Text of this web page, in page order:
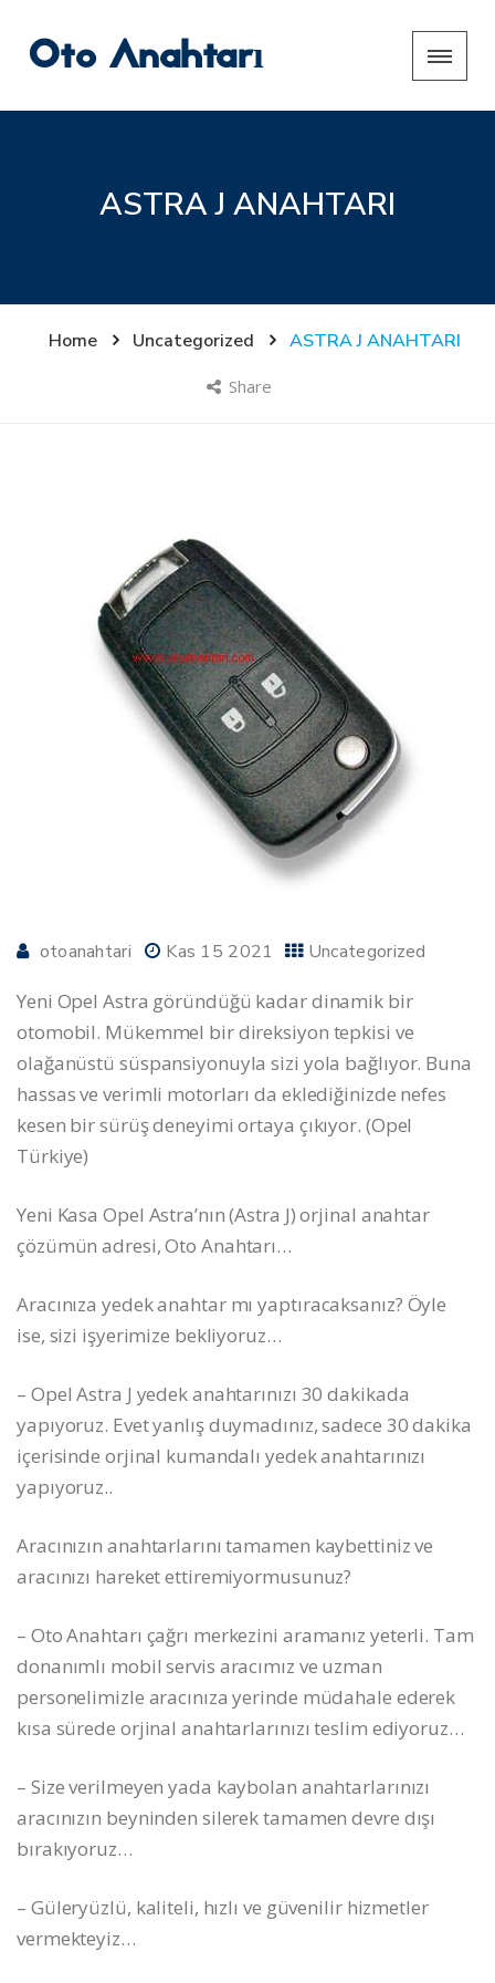
Oto Anahtarı
ASTRA J ANAHTARI
Home Uncategorized ASTRA J ANAHTARI
Share
otoanahtari Kas 15 2021 Uncategorized
Yeni Opel Astra göründüğü kadar dinamik bir
otomobil. Mükemmel bir direksiyon tepkisi ve
olağanüstü süspansiyonuyla sizi yola bağlıyor. Buna
hassas ve verimli motorları da eklediğinizde nefes
kesen bir sürüş deneyimi ortaya çıkıyor. (Opel
Türkiye)
Yeni Kasa Opel Astra’nın (Astra J) orjinal anahtar
çözümün adresi, Oto Anahtarı…
Aracınıza yedek anahtar mı yaptıracaksanız? Öyle
ise, sizi işyerimize bekliyoruz…
– Opel Astra J yedek anahtarınızı 30 dakikada
yapıyoruz. Evet yanlış duymadınız, sadece 30 dakika
içerisinde orjinal kumandalı yedek anahtarınızı
yapıyoruz..
Aracınızın anahtarlarını tamamen kaybettiniz ve
aracınızı hareket ettiremiyormusunuz?
– Oto Anahtarı çağrı merkezini aramanız yeterli. Tam
donanımlı mobil servis aracımız ve uzman
personelimizle aracınıza yerinde müdahale ederek
kısa sürede orjinal anahtarlarınızı teslim ediyoruz…
– Size verilmeyen yada kaybolan anahtarlarınızı
aracınızın beyninden silerek tamamen devre dışı
bırakıyoruz…
– Güleryüzlü, kaliteli, hızlı ve güvenilir hizmetler
vermekteyiz…